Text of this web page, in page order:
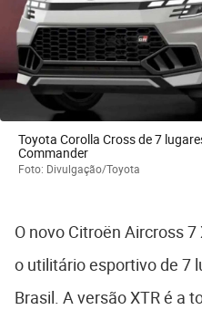
Toyota Corolla Cross de 7
Commander
Foto: Divulgação/Toyota
O novo Citroën Aircross
o utilitário esportivo de 7
Brasil. A versão XTR é a